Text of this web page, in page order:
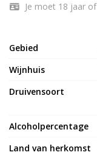
Gebied
Wijnhuis
Druivensoort
Alcoholpercentage
Land van herkomst